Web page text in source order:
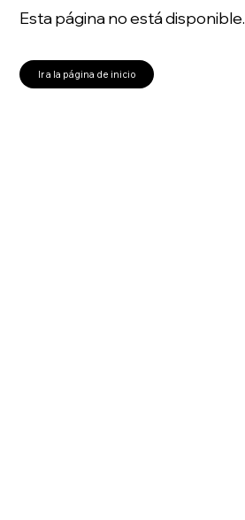
Esta página no está disponible.
Ir a la página de inicio